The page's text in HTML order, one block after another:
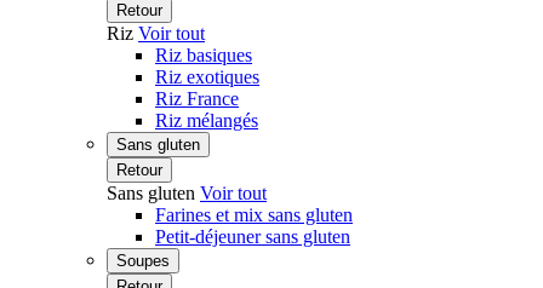
Retour
Riz Voir tout
Riz basiques
Riz exotiques
Riz France
Riz mélangés
Sans gluten
Retour
Sans gluten Voir tout
Farines et mix sans gluten
Petit-déjeuner sans gluten
Soupes